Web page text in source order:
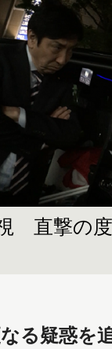
直撃の度
る疑惑を